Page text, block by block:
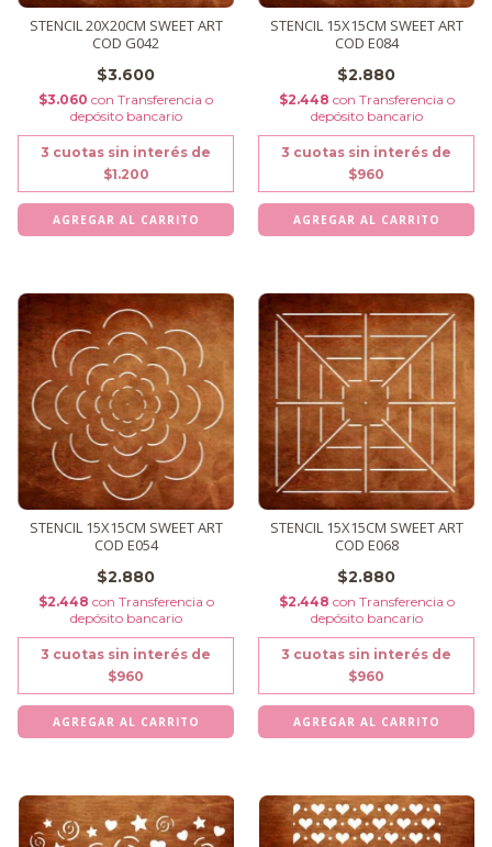
STENCIL 20X20CM SWEET ART
COD G042
$3.600
$3.060 con Transferencia o
depósito bancario
3 cuotas sin interés de
$1.200
STENCIL 15X15CM SWEET ART
COD E084
$2.880
$2.448 con Transferencia o
depósito bancario
3 cuotas sin interés de
$960
STENCIL 15X15CM SWEET ART
COD E054
$2.880
$2.448 con Transferencia o
depósito bancario
3 cuotas sin interés de
$960
STENCIL 15X15CM SWEET ART
COD E068
$2.880
$2.448 con Transferencia o
depósito bancario
3 cuotas sin interés de
$960